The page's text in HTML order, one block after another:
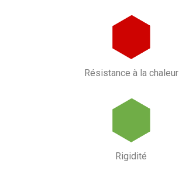
Résistance à la chaleur
Rigidité